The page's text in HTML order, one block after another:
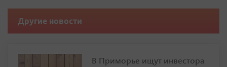
Другие новости
В Приморье ищут инвестора